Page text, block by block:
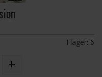
I lager: 6
+